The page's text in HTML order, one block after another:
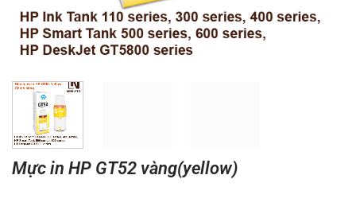
Mực in HP GT52 vàng(yellow)